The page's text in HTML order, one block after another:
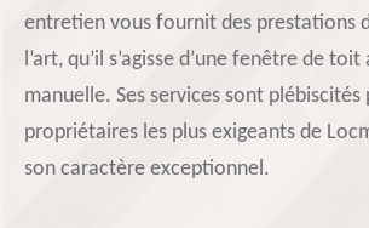
entretien vous fournit des prestations
l’art, qu’il s’agisse d’une fenêtre de
manuelle. Ses services sont plébiscités
propriétaires les plus exigeants de
son caractère exceptionnel.